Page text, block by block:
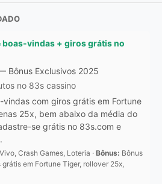
vindas + giros grátis no
Bônus Exclusivos 2025
no 83s cassino
vindas com giros grátis em Fortune
25x, bem abaixo da média do
se grátis no 83s.com e
Crash Games, Loteria · Bônus: Bônus
em Fortune Tiger, rollover 25x,